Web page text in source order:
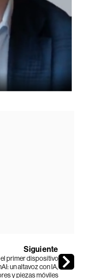
Siguiente
primer dispositivo
un altavoz con IA,
y piezas móviles